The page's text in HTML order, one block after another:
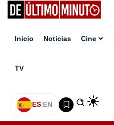
Inicio Noticias Cine
TV
ES|EN